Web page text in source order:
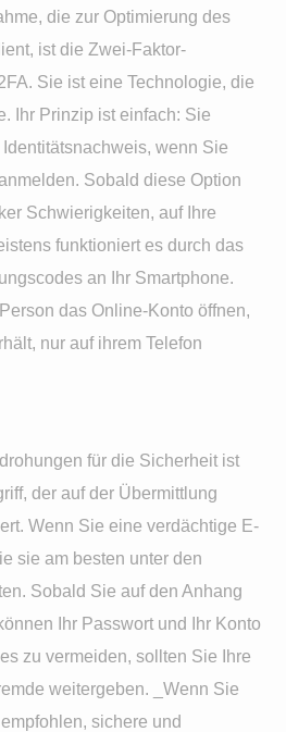
die zur Optimierung des
ist die Zwei-Faktor-
Sie ist eine Technologie, die
Ihr Prinzip ist einfach: Sie
wenn Sie
Sobald diese Option
Schwierigkeiten, auf Ihre
funktioniert es durch das
an Ihr Smartphone.
das Online-Konto öffnen,
nur auf ihrem Telefon
für die Sicherheit ist
der auf der Übermittlung
Wenn Sie eine verdächtige E-
sie am besten unter den
Sobald Sie auf den Anhang
Ihr Passwort und Ihr Konto
zu vermeiden, sollten Sie Ihre
weitergeben. _Wenn Sie
sichere und